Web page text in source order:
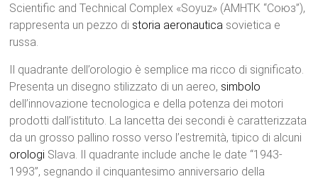
Scientific and Technical Complex «Soyuz» (АМНТК “Союз”),
rappresenta un pezzo di storia aeronautica sovietica e
russa.
Il quadrante dell’orologio è semplice ma ricco di significato.
Presenta un disegno stilizzato di un aereo, simbolo
dell’innovazione tecnologica e della potenza dei motori
prodotti dall’istituto. La lancetta dei secondi è caratterizzata
da un grosso pallino rosso verso l’estremità, tipico di alcuni
orologi Slava. Il quadrante include anche le date “1943-
1993”, segnando il cinquantesimo anniversario della